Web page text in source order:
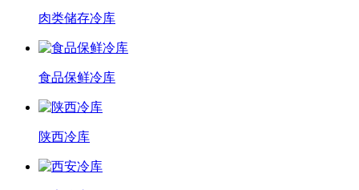
肉类储存冷库
食品保鲜冷库
陕西冷库